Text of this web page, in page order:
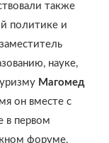
также
политике и
науке,
Магомед
он вместе с
в первом
форуме,